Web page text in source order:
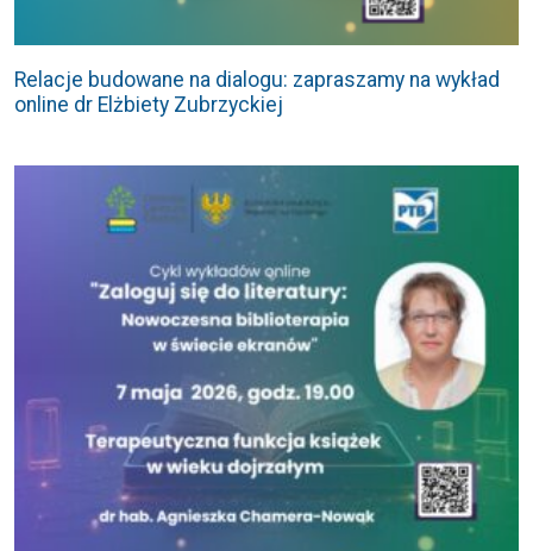
Relacje budowane na dialogu: zapraszamy na wykład
online dr Elżbiety Zubrzyckiej